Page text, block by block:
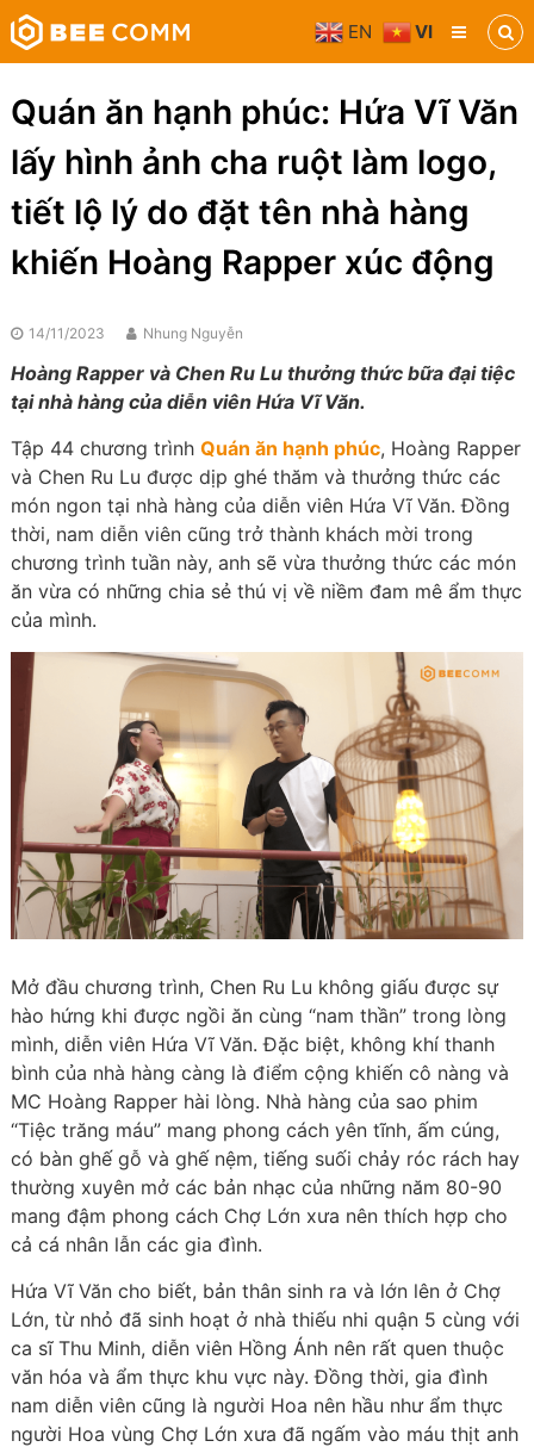
Skip
to
content
Bee
Comm
Truyền
thông
phương
tiện
Quán ăn hạnh phúc: Hứa Vĩ Văn
lấy hình ảnh cha ruột làm logo,
tiết lộ lý do đặt tên nhà hàng
khiến Hoàng Rapper xúc động
14/11/2023 Nhung Nguyễn
Hoàng Rapper và Chen Ru Lu thưởng thức bữa đại tiệc
tại nhà hàng của diễn viên Hứa Vĩ Văn.
Tập 44 chương trình Quán ăn hạnh phúc, Hoàng Rapper
và Chen Ru Lu được dịp ghé thăm và thưởng thức các
món ngon tại nhà hàng của diễn viên Hứa Vĩ Văn. Đồng
thời, nam diễn viên cũng trở thành khách mời trong
chương trình tuần này, anh sẽ vừa thưởng thức các món
ăn vừa có những chia sẻ thú vị về niềm đam mê ẩm thực
của mình.
Mở đầu chương trình, Chen Ru Lu không giấu được sự
hào hứng khi được ngồi ăn cùng “nam thần” trong lòng
mình, diễn viên Hứa Vĩ Văn. Đặc biệt, không khí thanh
bình của nhà hàng càng là điểm cộng khiến cô nàng và
MC Hoàng Rapper hài lòng. Nhà hàng của sao phim
“Tiệc trăng máu” mang phong cách yên tĩnh, ấm cúng,
có bàn ghế gỗ và ghế nệm, tiếng suối chảy róc rách hay
thường xuyên mở các bản nhạc của những năm 80-90
mang đậm phong cách Chợ Lớn xưa nên thích hợp cho
cả cá nhân lẫn các gia đình.
Hứa Vĩ Văn cho biết, bản thân sinh ra và lớn lên ở Chợ
Lớn, từ nhỏ đã sinh hoạt ở nhà thiếu nhi quận 5 cùng với
ca sĩ Thu Minh, diễn viên Hồng Ánh nên rất quen thuộc
văn hóa và ẩm thực khu vực này. Đồng thời, gia đình
nam diễn viên cũng là người Hoa nên hầu như ẩm thực
người Hoa vùng Chợ Lớn xưa đã ngấm vào máu thịt anh
EN VI